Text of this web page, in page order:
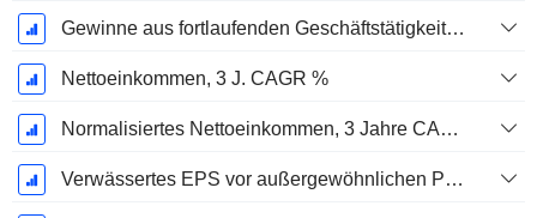
Gewinne aus fortlaufenden Geschäftstätigkeiten, 3 Jahre KAGR %
Nettoeinkommen, 3 J. CAGR %
Normalisiertes Nettoeinkommen, 3 Jahre CAGR %
Verwässertes EPS vor außergewöhnlichen Posten, 3-Jahres-CAGR %